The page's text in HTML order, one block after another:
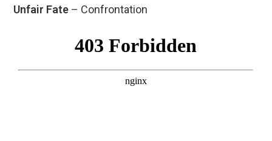
Unfair Fate – Confrontation